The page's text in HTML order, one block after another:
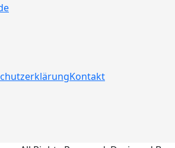
Kontakt